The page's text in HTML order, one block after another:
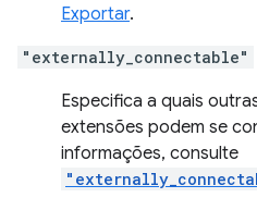
Exportar.
"externally_connectable"
Especifica a quais
extensões podem se
informações, consulte